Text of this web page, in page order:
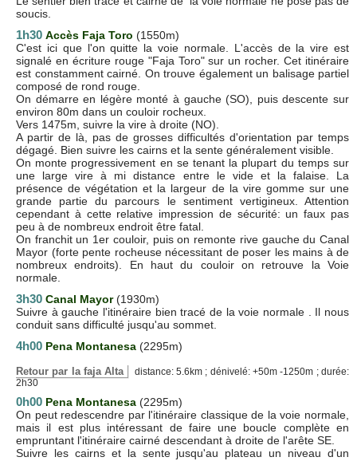
soucis.
1h30 Accès Faja Toro (1550m)
C'est ici que l'on quitte la voie normale. L'accès de la vire est
signalé en écriture rouge "Faja Toro" sur un rocher. Cet itinéraire
est constamment cairné. On trouve également un balisage partiel
composé de rond rouge.
On démarre en légère monté à gauche (SO), puis descente sur
environ 80m dans un couloir rocheux.
Vers 1475m, suivre la vire à droite (NO).
A partir de là, pas de grosses difficultés d'orientation par temps
dégagé. Bien suivre les cairns et la sente généralement visible.
On monte progressivement en se tenant la plupart du temps sur
une large vire à mi distance entre le vide et la falaise. La
présence de végétation et la largeur de la vire gomme sur une
grande partie du parcours le sentiment vertigineux. Attention
cependant à cette relative impression de sécurité: un faux pas
peu à de nombreux endroit être fatal.
On franchit un 1er couloir, puis on remonte rive gauche du Canal
Mayor (forte pente rocheuse nécessitant de poser les mains à de
nombreux endroits). En haut du couloir on retrouve la Voie
normale.
3h30 Canal Mayor(1930m)
Suivre à gauche l'itinéraire bien tracé de la voie normale . Il nous
conduit sans difficulté jusqu'au sommet.
4h00 Pena Montanesa (2295m)
Retour par la faja Alta
distance: 5.6km ; dénivelé: +50m -1250m ; durée:
2h30
0h00 Pena Montanesa (2295m)
On peut redescendre par l'itinéraire classique de la voie normale,
mais il est plus intéressant de faire une boucle complète en
empruntant l'itinéraire cairné descendant à droite de l'arête SE.
Suivre les cairns et la sente jusqu'au plateau un niveau d'un